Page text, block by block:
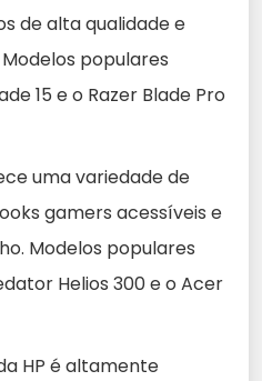
de alta qualidade e
populares
15 e o Razer Blade Pro
uma variedade de
gamers acessíveis e
Modelos populares
Helios 300 e o Acer
HP é altamente